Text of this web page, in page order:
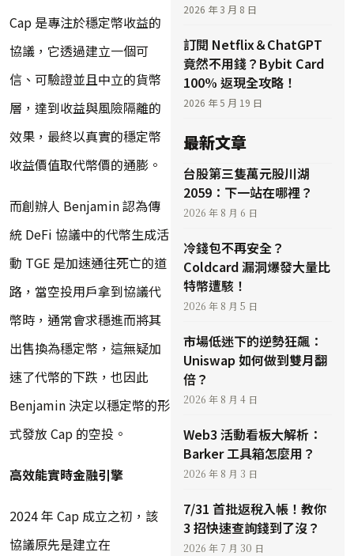
Cap 是專注於穩定幣收益的
協議，它透過建立一個可
信、可驗證並且中立的貨幣
層，達到收益與風險隔離的
效果，最終以真實的穩定幣
收益價值取代幣價的通膨。
而創辦人 Benjamin 認為傳
統 DeFi 協議中的代幣生成活
動 TGE 是加速通往死亡的道
路，當空投用戶拿到協議代
幣時，通常會求穩進而將其
出售換為穩定幣，這無疑加
速了代幣的下跌，也因此
Benjamin 決定以穩定幣的形
式發放 Cap 的空投。
高效能實時金融引擎
2024 年 Cap 成立之初，該
協議原先是建立在
2026 年 3 月 8 日
訂閱 Netflix＆ChatGPT
竟然不用錢？Bybit Card
100% 返現全攻略！
2026 年 5 月 19 日
最新文章
台股第三隻萬元股川湖
2059：下一站在哪裡？
2026 年 8 月 6 日
冷錢包不再安全？
Coldcard 漏洞爆發大量比
特幣遭駭！
2026 年 8 月 5 日
市場低迷下的逆勢狂飆：
Uniswap 如何做到雙月翻
倍？
2026 年 8 月 4 日
Web3 活動看板大解析：
Barker 工具箱怎麼用？
2026 年 8 月 3 日
7/31 首批返稅入帳！教你
3 招快速查詢錢到了沒？
2026 年 7 月 30 日